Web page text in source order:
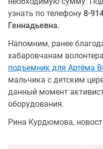
узнать по телефону 8-
Геннадьевна.
Напомним, ранее
хабаровчанам
подъемник для Артёма
мальчика с детским
данный момент
оборудования.
Рина Курдюмова,